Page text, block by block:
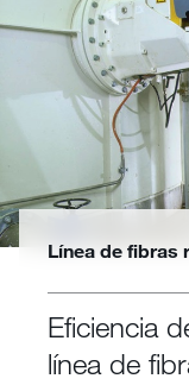
Línea de fibras
Eficiencia
línea de